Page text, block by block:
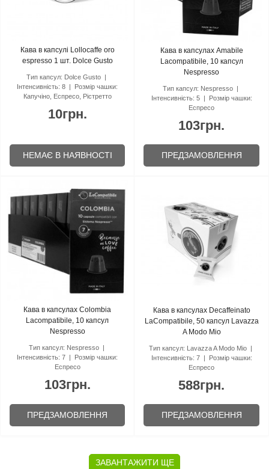
Кава в капсулі Lollocaffe oro
espresso 1 шт. Dolce Gusto
Тип капсул: Dolce Gusto
Інтенсивність: 8
Розмір чашки:
Капучіно, Еспресо, Рістретто
10грн.
НЕМАЄ В НАЯВНОСТІ
Кава в капсулах Amabile
Lacompatibile, 10 капсул
Nespresso
Тип капсул: Nespresso
Інтенсивність: 5
Розмір чашки:
Еспресо
103грн.
ПРЕДЗАМОВЛЕННЯ
Кава в капсулах Colombia
Lacompatibile, 10 капсул
Nespresso
Тип капсул: Nespresso
Інтенсивність: 7
Розмір чашки:
Еспресо
103грн.
ПРЕДЗАМОВЛЕННЯ
Кава в капсулах Decaffeinato
LaCompatibile, 50 капсул Lavazza
A Modo Mio
Тип капсул: Lavazza A Modo Mio
Інтенсивність: 7
Розмір чашки:
Еспресо
588грн.
ПРЕДЗАМОВЛЕННЯ
ЗАВАНТАЖИТИ ЩЕ